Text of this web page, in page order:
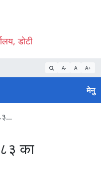
डोटी
A- A A+
मेनु
का